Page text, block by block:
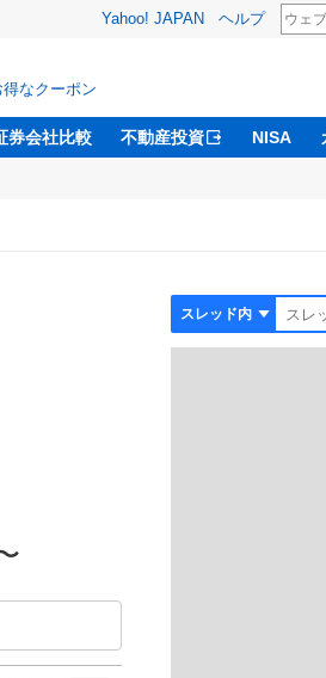
Yahoo! JAPAN ヘルプ
なクーポン
券会社比較 不動産投資 NISA